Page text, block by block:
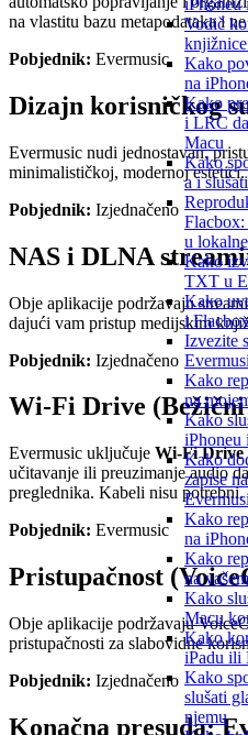
iPhoneu
Vodič
Kako
na
Kako
i LRC
Macu
Kako
a i
u
Kako
TXT u
Kako
i Flacbox
Izvezite
Kako
na
Kako
iPhoneu
Kako
zapise
Kako
na
Kako
na
Kako
Macu
Kako
iPadu ili
Kako
slušati
njemu
na vlastitu bazu metapodataka i
Pobjednik: Evermusic
Dizajn korisničkog
Evermusic nudi jednostavan,
minimalističkoj, modernoj
Pobjednik: Izjednačeno
NAS i DLNA
Obje aplikacije podržavaju
dajući vam pristup medijskim
Pobjednik: Izjednačeno
Wi-Fi Drive
Evermusic uključuje Wi-Fi Drive
učitavanje ili preuzimanje audio
preglednika. Kabeli nisu
Pobjednik: Evermusic
Pristupačnost
Obje aplikacije podržavaju
pristupačnosti za slabovidne
Pobjednik: Izjednačeno
Konačna presuda: